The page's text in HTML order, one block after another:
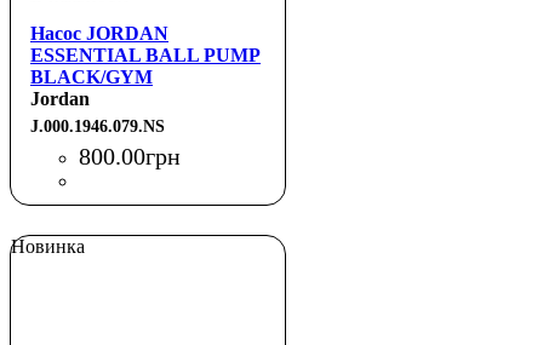
Насос JORDAN
ESSENTIAL BALL PUMP
BLACK/GYM
RED/BLACK/WHITE NS
Jordan
J.000.1946.079.NS
800.00грн
Новинка